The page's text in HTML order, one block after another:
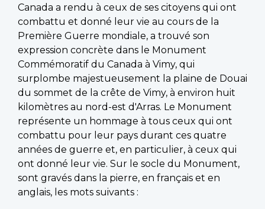
Canada a rendu à ceux de ses citoyens qui ont
combattu et donné leur vie au cours de la
Première Guerre mondiale, a trouvé son
expression concrète dans le Monument
Commémoratif du Canada à Vimy, qui
surplombe majestueusement la plaine de Douai
du sommet de la crête de Vimy, à environ huit
kilomètres au nord-est d'Arras. Le Monument
représente un hommage à tous ceux qui ont
combattu pour leur pays durant ces quatre
années de guerre et, en particulier, à ceux qui
ont donné leur vie. Sur le socle du Monument,
sont gravés dans la pierre, en français et en
anglais, les mots suivants :